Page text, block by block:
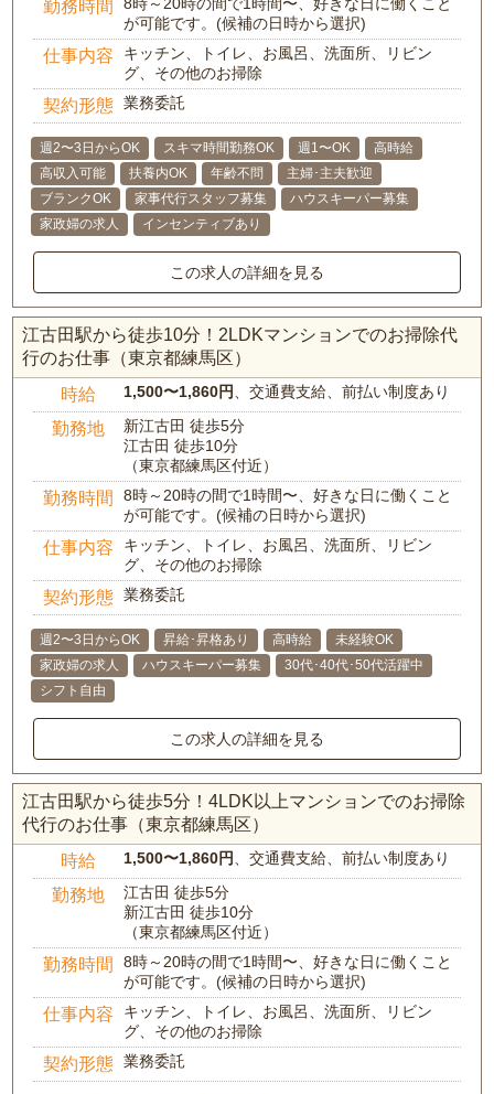
勤務時間
8時～20時の間で1時間〜、好きな日に働くこと
が可能です。(候補の日時から選択)
仕事内容
キッチン、トイレ、お風呂、洗面所、リビン
グ、その他のお掃除
契約形態 業務委託
週2〜3日からOK スキマ時間勤務OK 週1〜OK
高時給
高収入可能
扶養内OK 年齢不問
主婦･主夫歓迎
ブランクOK
家事代行スタッフ募集
ハウスキーパー募集
家政婦の求人
インセンティブあり
この求人の詳細を見る
江古田駅から徒歩10分！2LDKマンションでのお掃除代
行のお仕事（東京都練馬区）
時給 1,500〜1,860円、交通費支給、前払い制度あり
勤務地
新江古田 徒歩5分
江古田 徒歩10分
（東京都練馬区付近）
勤務時間
8時～20時の間で1時間〜、好きな日に働くこと
が可能です。(候補の日時から選択)
仕事内容
キッチン、トイレ、お風呂、洗面所、リビン
グ、その他のお掃除
契約形態 業務委託
週2〜3日からOK 昇給･昇格あり 高時給
未経験OK
家政婦の求人
ハウスキーパー募集
30代･40代･50代活躍中
シフト自由
この求人の詳細を見る
江古田駅から徒歩5分！4LDK以上マンションでのお掃除
代行のお仕事（東京都練馬区）
時給 1,500〜1,860円、交通費支給、前払い制度あり
勤務地
江古田 徒歩5分
新江古田 徒歩10分
（東京都練馬区付近）
勤務時間
8時～20時の間で1時間〜、好きな日に働くこと
が可能です。(候補の日時から選択)
仕事内容
キッチン、トイレ、お風呂、洗面所、リビン
グ、その他のお掃除
契約形態 業務委託